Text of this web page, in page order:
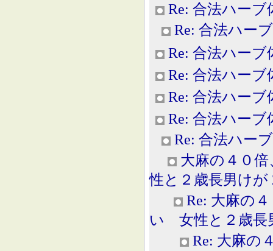
Re: 合法ハーブ
Re: 合法ハー
Re: 合法ハーブ
Re: 合法ハーブ
Re: 合法ハーブ
Re: 合法ハーブ
Re: 合法ハー
大麻の４０
性と２歳長男けが
Re: 大麻の
い 女性と２歳長
Re: 大麻の